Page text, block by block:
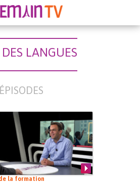
DES LANGUES
la formation